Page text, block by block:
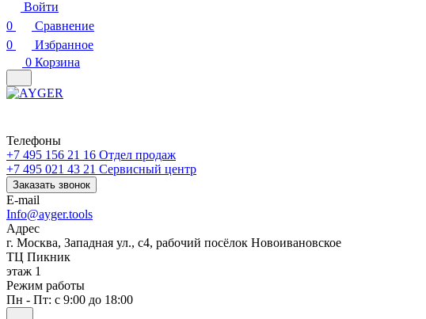
Войти
0
Сравнение
0
Избранное
0 Корзина
Телефоны
+7 495 156 21 16 Отдел продаж
+7 495 021 43 21 Cервисный центр
Заказать звонок
E-mail
Info@ayger.tools
Адрес
г. Москва, Западная ул., с4, рабочий посёлок Новоивановское
ТЦ Пикник
этаж 1
Режим работы
Пн - Пт: с 9:00 до 18:00